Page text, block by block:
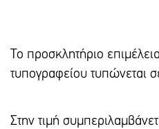
Το προσκλητήριο
τυπογραφείου τυπώνεται
Στην τιμή